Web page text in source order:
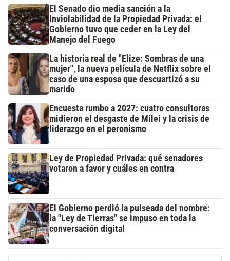
El Senado dio media sanción a la
Inviolabilidad de la Propiedad Privada: el
Gobierno tuvo que ceder en la Ley del
Manejo del Fuego
La historia real de "Elize: Sombras de una
mujer", la nueva película de Netflix sobre el
caso de una esposa que descuartizó a su
marido
Encuesta rumbo a 2027: cuatro consultoras
midieron el desgaste de Milei y la crisis de
liderazgo en el peronismo
Ley de Propiedad Privada: qué senadores
votaron a favor y cuáles en contra
El Gobierno perdió la pulseada del nombre:
la "Ley de Tierras" se impuso en toda la
conversación digital